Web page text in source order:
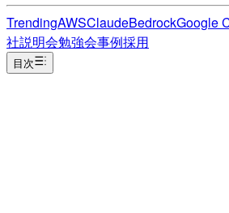
TrendingAWSClaudeBedrockGoogle
社説明会勉強会事例採用
目次